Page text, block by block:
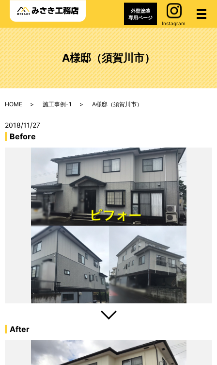
メ
外壁塗装
専用ページ
Instagram
A様邸（須賀川市）
HOME 施工事例-1 A様邸（須賀川市）
2018/11/27
Before
After